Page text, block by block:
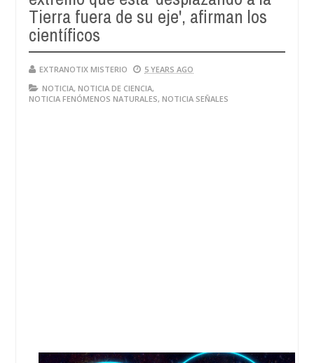
Tierra fuera de su eje', afirman los
científicos
EXTRANOTIX MISTERIO
5 YEARS AGO
NOTICIA, NOTICIA DE CIENCIA,
NOTICIA FENÓMENOS NATURALES, NOTICIA SEÑALES